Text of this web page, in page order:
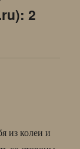
2
из колеи и